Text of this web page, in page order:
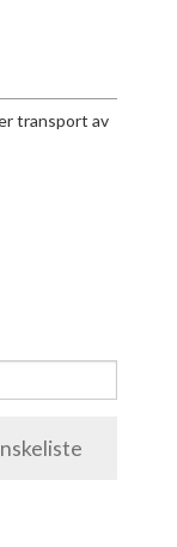
transport av